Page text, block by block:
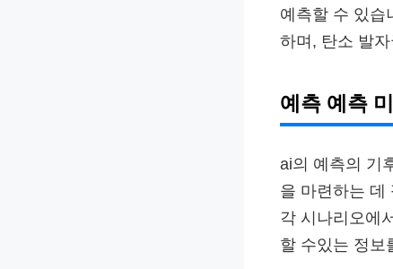
예측할 수 있습
하며, 탄소 발
예측 예측
ai의 예측의 기
을 마련하는 데
각 시나리오에
할 수있는 정보